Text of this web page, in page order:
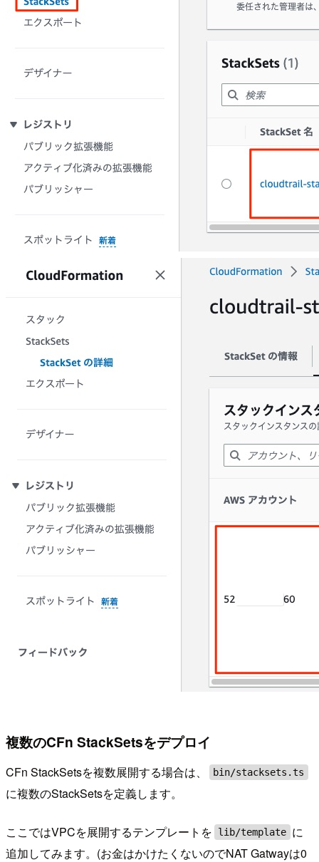
複数のCFn StackSetsをデプロイ
CFn StackSetsを複数展開する場合は、 bin/stacksets.ts
に複数のStackSetsを定義します。
ここではVPCを展開するテンプレートを lib/template に
追加してみます。(お金はかけたくないのでNAT Gatwayは0